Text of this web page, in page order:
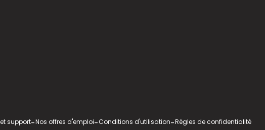
et support-Nos offres d'emploi-Conditions d'utilisation-Règles de confidentialité